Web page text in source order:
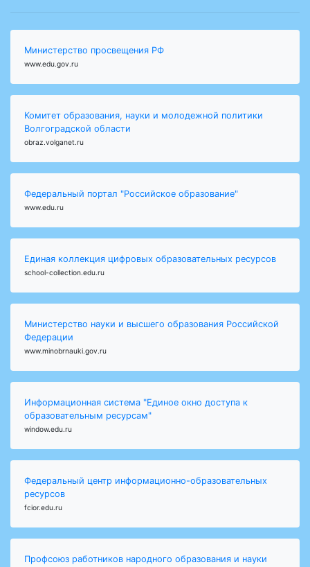
Министерство просвещения РФ
www.edu.gov.ru
Комитет образования, науки и молодежной политики
Волгоградской области
obraz.volganet.ru
Федеральный портал "Российское образование"
www.edu.ru
Единая коллекция цифровых образовательных ресурсов
school-collection.edu.ru
Министерство науки и высшего образования Российской
Федерации
www.minobrnauki.gov.ru
Информационная система "Единое окно доступа к
образовательным ресурсам"
window.edu.ru
Федеральный центр информационно-образовательных
ресурсов
fcior.edu.ru
Профсоюз работников народного образования и науки